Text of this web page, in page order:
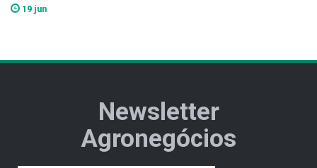
19 jun
Newsletter
Agronegócios